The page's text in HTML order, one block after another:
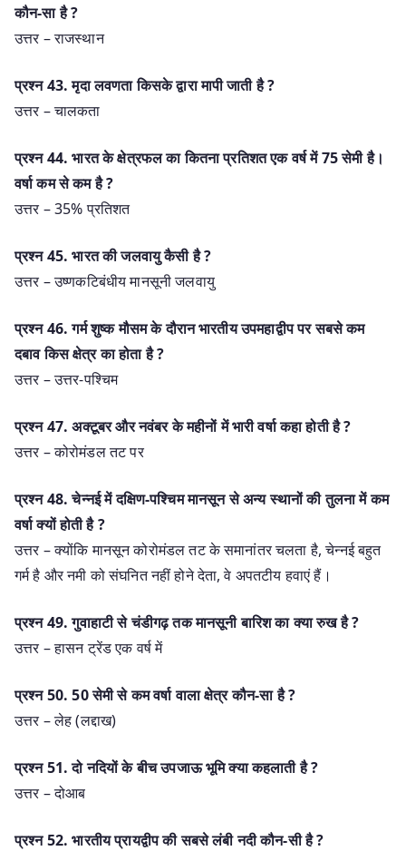
कौन-सा है ?
उत्तर – राजस्थान
प्रश्‍न 43. मृदा लवणता किसके द्वारा मापी जाती है ?
उत्तर – चालकता
प्रश्‍न 44. भारत के क्षेत्रफल का कितना प्रतिशत एक वर्ष में 75 सेमी है।
वर्षा कम से कम है ?
उत्तर – 35% प्रतिशत
प्रश्‍न 45. भारत की जलवायु कैसी है ?
उत्तर – उष्णकटिबंधीय मानसूनी जलवायु
प्रश्‍न 46. ​​गर्म शुष्क मौसम के दौरान भारतीय उपमहाद्वीप पर सबसे कम
दबाव किस क्षेत्र का होता है ?
उत्तर – उत्तर-पश्चिम
प्रश्‍न 47. अक्टूबर और नवंबर के महीनों में भारी वर्षा कहा होती है ?
उत्तर – कोरोमंडल तट पर
प्रश्‍न 48. चेन्नई में दक्षिण-पश्चिम मानसून से अन्य स्थानों की तुलना में कम
वर्षा क्यों होती है ?
उत्तर – क्योंकि मानसून कोरोमंडल तट के समानांतर चलता है, चेन्नई बहुत
गर्म है और नमी को संघनित नहीं होने देता, वे अपतटीय हवाएं हैं।
प्रश्‍न 49. गुवाहाटी से चंडीगढ़ तक मानसूनी बारिश का क्या रुख है ?
उत्तर – हासन ट्रेंड एक वर्ष में
प्रश्‍न 50. 50 सेमी से कम वर्षा वाला क्षेत्र कौन-सा है ?
उत्तर – लेह (लद्दाख)
प्रश्‍न 51. दो नदियों के बीच उपजाऊ भूमि क्या कहलाती है ?
उत्तर – दोआब
प्रश्‍न 52. भारतीय प्रायद्वीप की सबसे लंबी नदी कौन-सी है ?